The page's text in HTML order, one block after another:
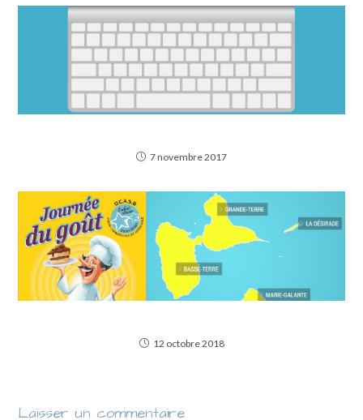
7 novembre 2017
12 octobre 2018
Laisser un commentaire